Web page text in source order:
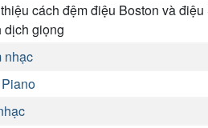
cách đệm điệu Boston và
dịch giọng
nhạc